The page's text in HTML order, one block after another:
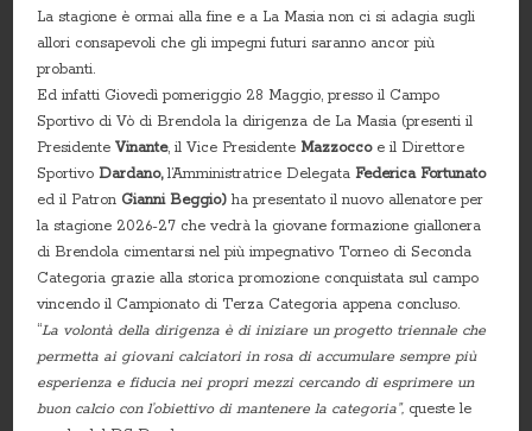
La stagione è ormai alla fine e a La Masia non ci si adagia sugli
allori consapevoli che gli impegni futuri saranno ancor più
probanti.
Ed infatti Giovedì pomeriggio 28 Maggio, presso il Campo
Sportivo di Vò di Brendola la dirigenza de La Masia (presenti il
PresidenteVinante, il Vice PresidenteMazzoccoe il Direttore
SportivoDardano,l’Amministratrice DelegataFederica Fortunato
ed il Patron Gianni Beggio) ha presentato il nuovo allenatore per
la stagione 2026-27 che vedrà la giovane formazione giallonera
di Brendola cimentarsi nel più impegnativo Torneo di Seconda
Categoria grazie alla storica promozione conquistata sul campo
vincendo il Campionato di Terza Categoria appena concluso.
“La volontà della dirigenza è di iniziare un progetto triennale che
permetta ai giovani calciatori in rosa di accumulare sempre più
esperienza e fiducia nei propri mezzi cercando di esprimere un
buon calcio con l’obiettivo di mantenere la categoria”, queste le